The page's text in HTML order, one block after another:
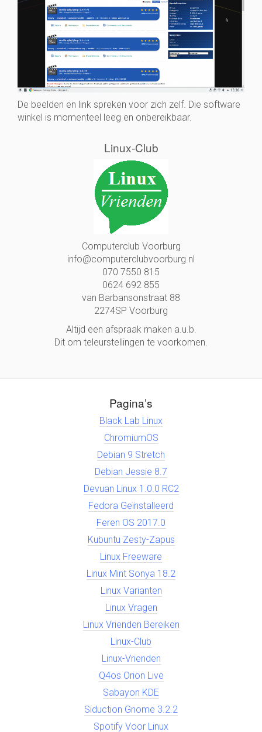
De beelden en link spreken voor zich zelf. Die software
winkel is momenteel leeg en onbereikbaar.
Linux-Club
Computerclub Voorburg
info@computerclubvoorburg.nl
070 7550 815
0624 692 855
van Barbansonstraat 88
2274SP Voorburg
Altijd een afspraak maken a.u.b.
Dit om teleurstellingen te voorkomen.
Pagina’s
Black Lab Linux
ChromiumOS
Debian 9 Stretch
Debian Jessie 8.7
Devuan Linux 1.0.0 RC2
Fedora Geïnstalleerd
Feren OS 2017.0
Kubuntu Zesty-Zapus
Linux Freeware
Linux Mint Sonya 18.2
Linux Varianten
Linux Vragen
Linux Vrienden Bereiken
Linux-Club
Linux-Vrienden
Q4os Orion Live
Sabayon KDE
Siduction Gnome 3.2.2
Spotify Voor Linux